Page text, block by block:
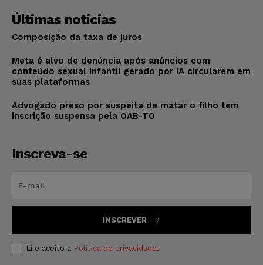
Últimas notícias
Composição da taxa de juros
Meta é alvo de denúncia após anúncios com
conteúdo sexual infantil gerado por IA circularem em
suas plataformas
Advogado preso por suspeita de matar o filho tem
inscrição suspensa pela OAB-TO
Inscreva-se
INSCREVER
Li e aceito a Política de privacidade.